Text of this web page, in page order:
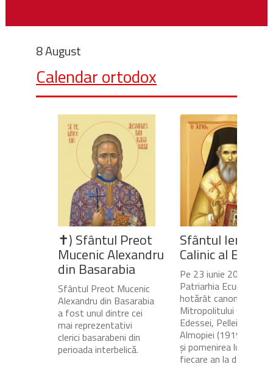
8 August
Calendar ortodox
✝) Sfântul Preot
Mucenic Alexandru
din Basarabia
Sfântul Preot Mucenic
Alexandru din Basarabia
a fost unul dintre cei
mai reprezentativi
clerici basarabeni din
perioada interbelică.
Sfântul Ierarh
Calinic al
Pe 23 iunie 2020,
Patriarhia Ecumenică a
hotărât canonizarea
Mitropolitului Calinic al
Edessei, Pellei și
Almopiei (1919-1984)
și pomenirea lui în
fiecare an la data de...